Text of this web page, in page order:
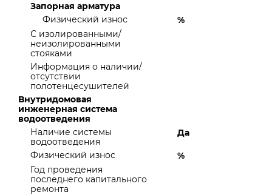
Запорная арматура
Физический износ
%
С изолированными/
неизолированными
стояками
Информация о наличии/
отсутствии
полотенцесушителей
Внутридомовая
инженерная система
водоотведения
Наличие системы
водоотведения
Да
Физический износ
%
Год проведения
последнего капитального
ремонта